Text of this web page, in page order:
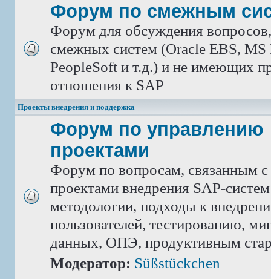
Форум по смежным
Форум для обсуждения
смежных систем (Oracle EBS,
PeopleSoft и т.д.) и не имеющих
отношения к SAP
Проекты внедрения и поддержка
Форум по управлению
проектами
Форум по вопросам, связанным с
проектами внедрения SAP-
методологии, подходы к
пользователей, тестированию,
данных, ОПЭ, продуктивным
Модератор: Süßstückchen